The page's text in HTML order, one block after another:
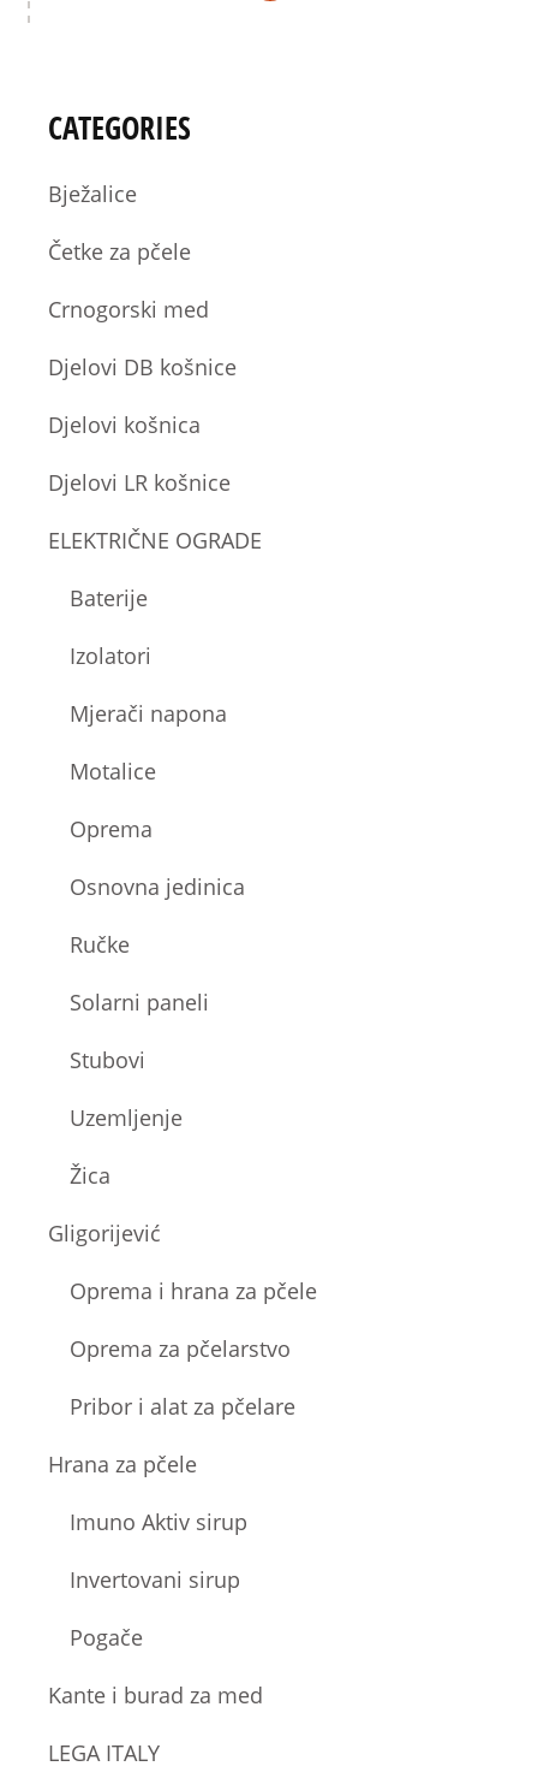
CATEGORIES
Bježalice
Četke za pčele
Crnogorski med
Djelovi DB košnice
Djelovi košnica
Djelovi LR košnice
ELEKTRIČNE OGRADE
Baterije
Izolatori
Mjerači napona
Motalice
Oprema
Osnovna jedinica
Ručke
Solarni paneli
Stubovi
Uzemljenje
Žica
Gligorijević
Oprema i hrana za pčele
Oprema za pčelarstvo
Pribor i alat za pčelare
Hrana za pčele
Imuno Aktiv sirup
Invertovani sirup
Pogače
Kante i burad za med
LEGA ITALY